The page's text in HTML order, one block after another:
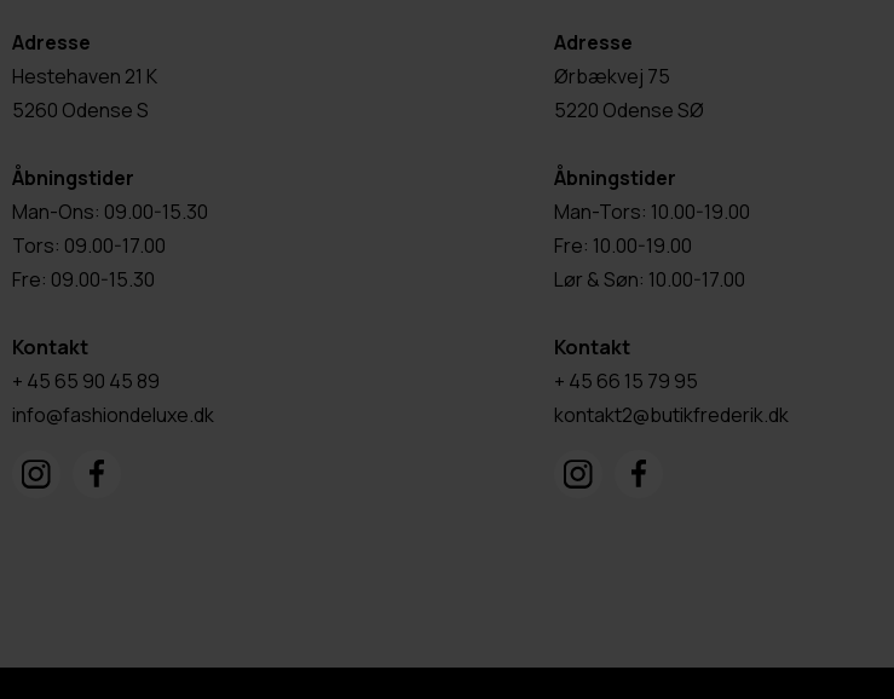
Adresse
Hestehaven 21 K
5260 Odense S
Åbningstider
Man-Ons: 09.00-15.30
Tors: 09.00-17.00
Fre: 09.00-15.30
Kontakt
+ 45 65 90 45 89
info@fashiondeluxe.dk
Adresse
Ørbækvej 75
5220 Odense SØ
Åbningstider
Man-Tors: 10.00-19.00
Fre: 10.00-19.00
Lør & Søn: 10.00-17.00
Kontakt
+ 45 66 15 79 95
kontakt2@butikfrederik.dk